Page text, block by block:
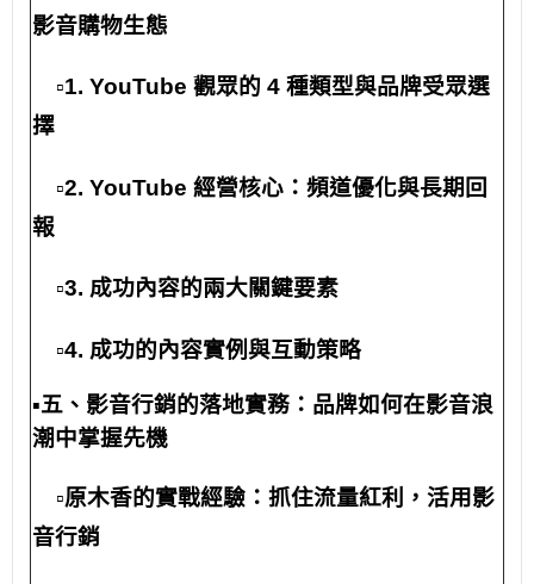
影音購物生態
▫️1. YouTube 觀眾的 4 種類型與品牌受眾選
擇
▫️2. YouTube 經營核心：頻道優化與長期回
報
▫️3. 成功內容的兩大關鍵要素
▫️4. 成功的內容實例與互動策略
▪️五、影音行銷的落地實務：品牌如何在影音浪
潮中掌握先機
▫️原木香的實戰經驗：抓住流量紅利，活用影
音行銷